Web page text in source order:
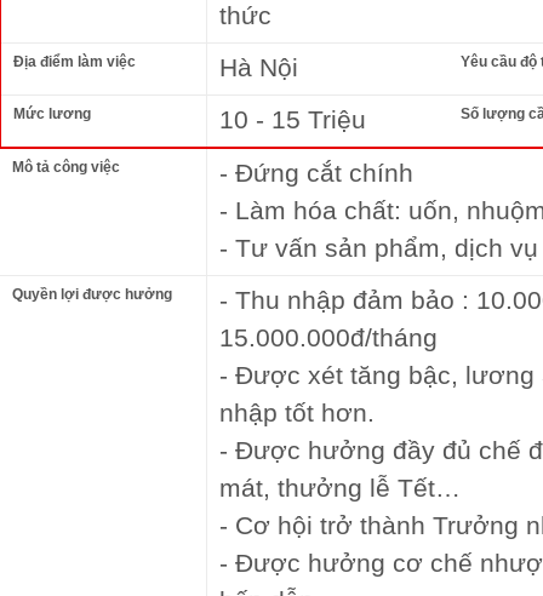
thức
Địa điểm làm việc Hà Nội Yêu cầu độ
Mức lương 10 - 15 Triệu Số lượng
Mô tả công việc
- Đứng cắt chính
- Làm hóa chất: uốn,
- Tư vấn sản phẩm, dịch
Quyền lợi được hưởng
- Thu nhập đảm bảo :
15.000.000đ/tháng
- Được xét tăng bậc, lương
nhập tốt hơn.
- Được hưởng đầy đủ chế
mát, thưởng lễ Tết…
- Cơ hội trở thành Trưởng
- Được hưởng cơ chế